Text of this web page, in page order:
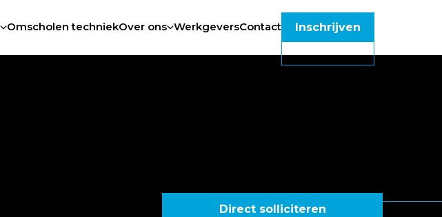
Omscholen techniekOver ons WerkgeversContact Inschrijven
Direct solliciteren